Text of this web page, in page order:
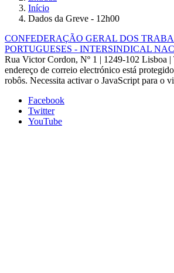
Início
Dados da Greve - 12h00
CONFEDERAÇÃO GERAL DOS
PORTUGUESES - INTERSINDICAL
Rua Victor Cordon, Nº 1 | 1249-102 Lisboa |
endereço de correio electrónico está
robôs. Necessita activar o JavaScript para o
Facebook
Twitter
YouTube